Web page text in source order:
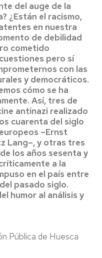
del auge de la
¿Están el racismo,
en nuestra
de debilidad
cometido
pero sí
con las
y democráticos.
cómo se ha
Así, tres de
antinazi realizado
cuarenta del siglo
–Ernst
Lang–, y otras tres
los años sesenta y
a la
en el país entre
pasado siglo.
humor al análisis y
Pública de Huesca